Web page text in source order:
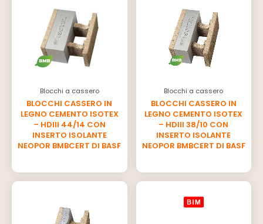
Blocchi a cassero
BLOCCHI CASSERO IN
LEGNO CEMENTO ISOTEX
– HDIII 44/14 CON
INSERTO ISOLANTE
NEOPOR BMBCERT DI BASF
Blocchi a cassero
BLOCCHI CASSERO IN
LEGNO CEMENTO ISOTEX
– HDIII 38/10 CON
INSERTO ISOLANTE
NEOPOR BMBCERT DI BASF